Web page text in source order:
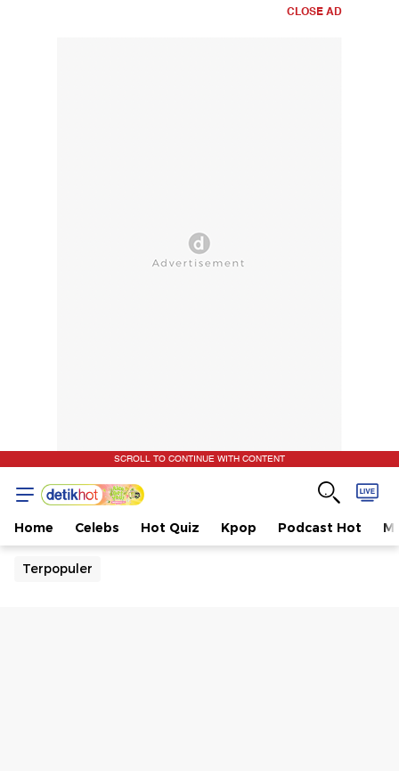
CLOSE AD
SCROLL TO CONTINUE WITH CONTENT
Home Celebs Hot Quiz Kpop Podcast Hot
Terpopuler